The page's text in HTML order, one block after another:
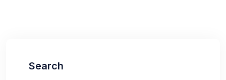
Search